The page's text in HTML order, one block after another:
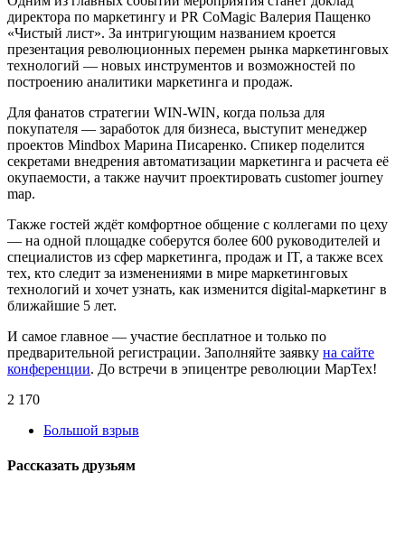
директора по маркетингу и PR CoMagic Валерия Пащенко
«Чистый лист». За интригующим названием кроется
презентация революционных перемен рынка маркетинговых
технологий — новых инструментов и возможностей по
построению аналитики маркетинга и продаж.
Для фанатов стратегии WIN-WIN, когда польза для
покупателя — заработок для бизнеса, выступит менеджер
проектов Mindbox Марина Писаренко. Спикер поделится
секретами внедрения автоматизации маркетинга и расчета её
окупаемости, а также научит проектировать customer journey
map.
Также гостей ждёт комфортное общение с коллегами по цеху
— на одной площадке соберутся более 600 руководителей и
специалистов из сфер маркетинга, продаж и IT, а также всех
тех, кто следит за изменениями в мире маркетинговых
технологий и хочет узнать, как изменится digital-маркетинг в
ближайшие 5 лет.
И самое главное — участие бесплатное и только по
предварительной регистрации. Заполняйте заявку на сайте
конференции. До встречи в эпицентре революции МарТех!
2 170
Большой взрыв
Рассказать друзьям